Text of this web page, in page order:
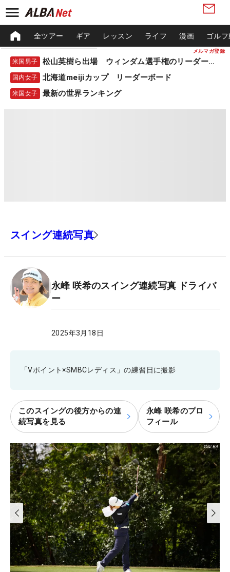
メルマガ登録
全ツアー ギア レッスン ライフ 漫画 ゴル
米国男子 松山英樹ら出場 ウィンダム選手権のリーダーボード
国内女子 北海道meijiカップ リーダーボード
米国女子 最新の世界ランキング
スイング連続写真
永峰 咲希のスイング連続写真 ドライバ
ー
2025年3月18日
「Vポイント×SMBCレディス」の練習日に撮影
このスイングの後方からの連
続写真を見る
永峰 咲希のプロ
フィール